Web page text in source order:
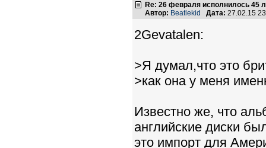
Re: 26 февраля исполнилось 45
Автор: Beatlekid Дата: 27.02.15
2Gevatalen:
>Я думал,что это
>как она у меня
Известно же, что
английские диски
это импорт для